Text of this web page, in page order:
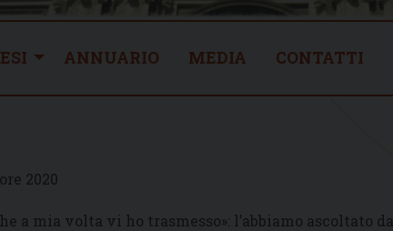
ANNUARIO MEDIA CONTATTI
2020
a mia volta vi ho trasmesso»: l’abbiamo ascoltato da